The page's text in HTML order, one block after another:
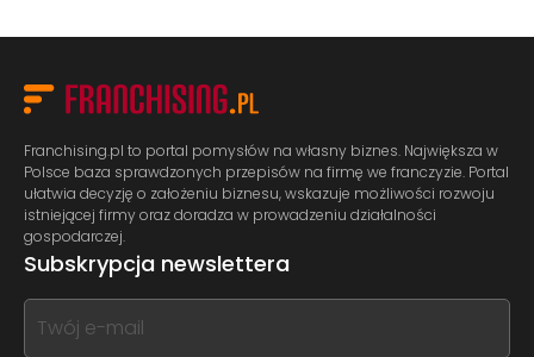
Franchising.pl to portal pomysłów na własny biznes. Największa w
Polsce baza sprawdzonych przepisów na firmę we franczyzie. Portal
ułatwia decyzję o założeniu biznesu, wskazuje możliwości rozwoju
istniejącej firmy oraz doradza w prowadzeniu działalności
gospodarczej.
Subskrypcja newslettera
If
you